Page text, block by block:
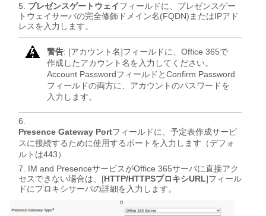
プレゼンスゲートウェイフィールドに、プレゼンスゲー
トウェイサーバの完全修飾ドメイン名(FQDN)またはIPアド
レスを入力します。
警告: [アカウント名]フィールドに、Office 365で
作成したアカウント名を入力してください。
Account PasswordフィールドとConfirm Password
フィールドの両方に、アカウントのパスワードを
入力します。
Presence Gateway Portフィールドに、予定表作成サービ
スに接続するために使用するポートを入力します（デフォ
ルトは443）
IM and PresenceサービスがOffice 365サーバに直接アク
セスできない場合は、[HTTP/HTTPSプロキシURL]フィール
ドにプロキシサーバの詳細を入力します。